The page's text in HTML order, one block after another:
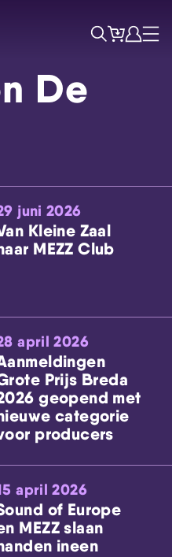
ZoekTicketsAccount
Menu
De
juni 2026
Kleine Zaal
MEZZ Club
april 2026
Prijs Breda
geopend met
categorie
producers
april 2026
of Europe
MEZZ slaan
ineen